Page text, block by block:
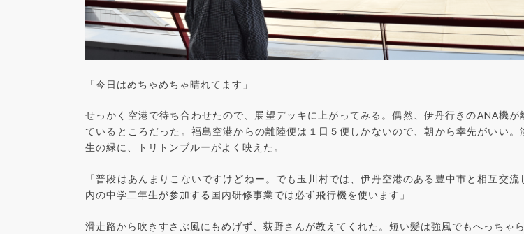
「今日はめちゃめちゃ晴れてます」
せっかく空港で待ち合わせたので、展望デッキに上がってみる。偶然、伊丹行きのANA機が
ているところだった。福島空港からの離陸便は１日５便しかないので、朝から幸先がいい。
生の緑に、トリトンブルーがよく映えた。
「普段はあんまりこないですけどねー。でも玉川村では、伊丹空港のある豊中市と相互交流
内の中学二年生が参加する国内研修事業では必ず飛行機を使います」
滑走路から吹きすさぶ風にもめげず、荻野さんが教えてくれた。短い髪は強風でもへっちゃら